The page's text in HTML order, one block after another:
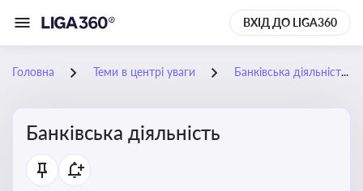
ВХІД ДО LIGA360
Головна Теми в центрі уваги Банківська діяльність
Банківська діяльність